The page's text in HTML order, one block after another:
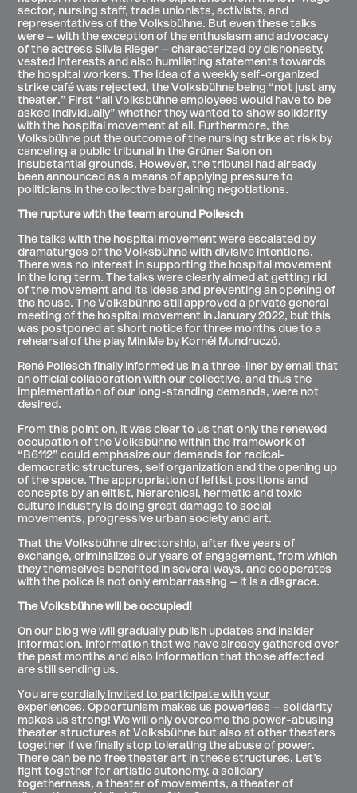
sector, nursing staff, trade unionists, activists, and
representatives of the Volksbühne. But even these talks
were – with the exception of the enthusiasm and advocacy
of the actress Silvia Rieger – characterized by dishonesty,
vested interests and also humiliating statements towards
the hospital workers. The idea of a weekly self-organized
strike café was rejected, the Volksbühne being “not just any
theater.” First “all Volksbühne employees would have to be
asked individually” whether they wanted to show solidarity
with the hospital movement at all. Furthermore, the
Volksbühne put the outcome of the nursing strike at risk by
canceling a public tribunal in the Grüner Salon on
insubstantial grounds. However, the tribunal had already
been announced as a means of applying pressure to
politicians in the collective bargaining negotiations.
The rupture with the team around Pollesch
The talks with the hospital movement were escalated by
dramaturges of the Volksbühne with divisive intentions.
There was no interest in supporting the hospital movement
in the long term. The talks were clearly aimed at getting rid
of the movement and its ideas and preventing an opening of
the house. The Volksbühne still approved a private general
meeting of the hospital movement in January 2022, but this
was postponed at short notice for three months due to a
rehearsal of the play MiniMe by Kornél Mundruczó.
René Pollesch finally informed us in a three-liner by email that
an official collaboration with our collective, and thus the
implementation of our long-standing demands, were not
desired.
From this point on, it was clear to us that only the renewed
occupation of the Volksbühne within the framework of
“B6112” could emphasize our demands for radical-
democratic structures, self organization and the opening up
of the space. The appropriation of leftist positions and
concepts by an elitist, hierarchical, hermetic and toxic
culture industry is doing great damage to social
movements, progressive urban society and art.
That the Volksbühne directorship, after five years of
exchange, criminalizes our years of engagement, from which
they themselves benefited in several ways, and cooperates
with the police is not only embarrassing – it is a disgrace.
The Volksbühne will be occupied!
On our blog we will gradually publish updates and insider
information. Information that we have already gathered over
the past months and also information that those affected
are still sending us.
You arecordially invited to participate with your
experiences. Opportunism makes us powerless – solidarity
makes us strong! We will only overcome the power-abusing
theater structures at Volksbühne but also at other theaters
together if we finally stop tolerating the abuse of power.
There can be no free theater art in these structures. Let’s
fight together for artistic autonomy, a solidary
togetherness, a theater of movements, a theater of